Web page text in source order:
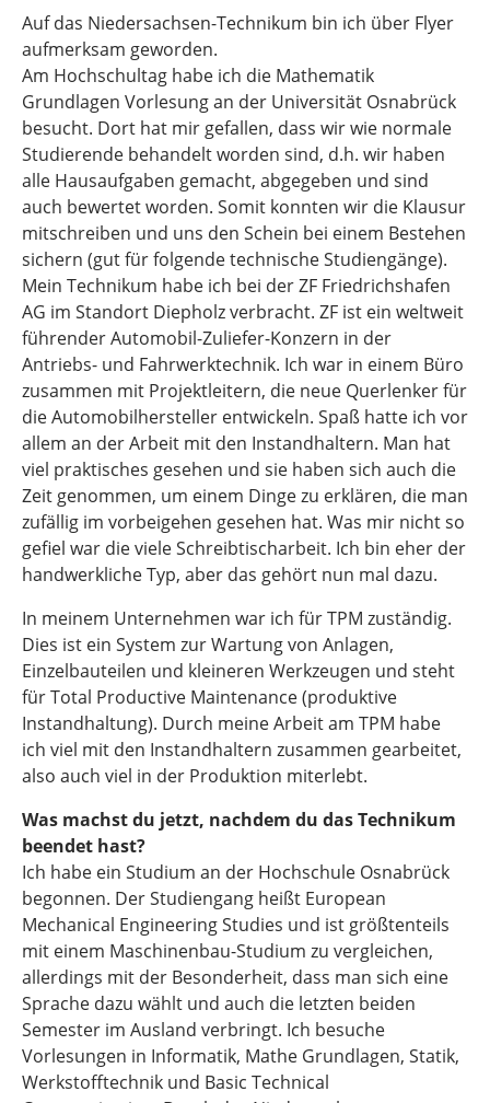
Auf das Niedersachsen-Technikum bin ich über Flyer
aufmerksam geworden.
Am Hochschultag habe ich die Mathematik
Grundlagen Vorlesung an der Universität Osnabrück
besucht. Dort hat mir gefallen, dass wir wie normale
Studierende behandelt worden sind, d.h. wir haben
alle Hausaufgaben gemacht, abgegeben und sind
auch bewertet worden. Somit konnten wir die Klausur
mitschreiben und uns den Schein bei einem Bestehen
sichern (gut für folgende technische Studiengänge).
Mein Technikum habe ich bei der ZF Friedrichshafen
AG im Standort Diepholz verbracht. ZF ist ein weltweit
führender Automobil-Zuliefer-Konzern in der
Antriebs- und Fahrwerktechnik. Ich war in einem Büro
zusammen mit Projektleitern, die neue Querlenker für
die Automobilhersteller entwickeln. Spaß hatte ich vor
allem an der Arbeit mit den Instandhaltern. Man hat
viel praktisches gesehen und sie haben sich auch die
Zeit genommen, um einem Dinge zu erklären, die man
zufällig im vorbeigehen gesehen hat. Was mir nicht so
gefiel war die viele Schreibtischarbeit. Ich bin eher der
handwerkliche Typ, aber das gehört nun mal dazu.
In meinem Unternehmen war ich für TPM zuständig.
Dies ist ein System zur Wartung von Anlagen,
Einzelbauteilen und kleineren Werkzeugen und steht
für Total Productive Maintenance (produktive
Instandhaltung). Durch meine Arbeit am TPM habe
ich viel mit den Instandhaltern zusammen gearbeitet,
also auch viel in der Produktion miterlebt.
Was machst du jetzt, nachdem du das Technikum
beendet hast?
Ich habe ein Studium an der Hochschule Osnabrück
begonnen. Der Studiengang heißt European
Mechanical Engineering Studies und ist größtenteils
mit einem Maschinenbau-Studium zu vergleichen,
allerdings mit der Besonderheit, dass man sich eine
Sprache dazu wählt und auch die letzten beiden
Semester im Ausland verbringt. Ich besuche
Vorlesungen in Informatik, Mathe Grundlagen, Statik,
Werkstofftechnik und Basic Technical